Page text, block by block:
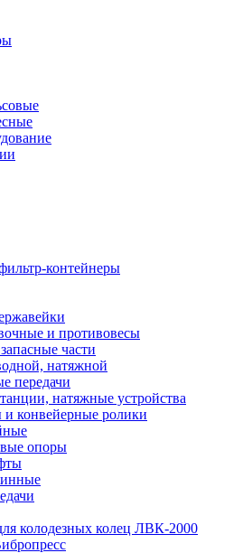
контейнеры
и противовесы
части
натяжной
передачи
натяжные устройства
конвейерные ролики
опоры
колодезных колец ЛВК-2000